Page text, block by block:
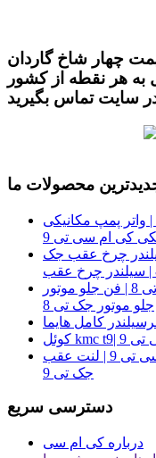
چهار شاخ گاردان
ارسال به هر نقطه از کشور
محصولات ما
واتر پمپ مکانیکی جک تی 9 | واتر پمپ مکانیکی kmc t9| واتر
کی ام سی تی 9
عقب کی ام سی تی 8 | سیلندر چرخ عقب جک
فن جلو موتور کی ام سی تی 8 | فن جلو موتور kmc t8 | فن
جلو موتور جک تی 8
لنت عقب کی ام سی تی 9 | لنت عقب kmc t9 | لنت عقب
جک تی 9
دسترسی سریع
درباره کی ام سی